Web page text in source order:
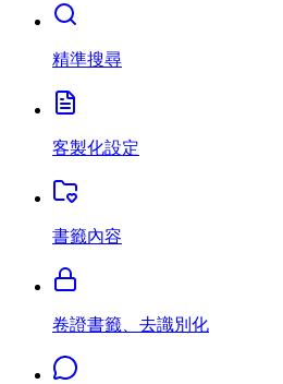
精準搜尋
客製化設定
書籤內容
卷證書籤、去識別化